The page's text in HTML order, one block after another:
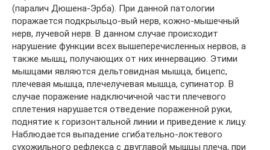
(паралич Дюшена-Эрба). При данной патологии
поражается подкрыльцо-вый нерв, кожно-мышечный
нерв, лучевой нерв. В данном случае происходит
нарушение функции всех вышеперечисленных нервов, а
также мышц, получающих от них иннервацию. Этими
мышцами являются дельтовидная мышца, бицепс,
плечевая мышца, плечелучевая мышца, супинатор. В
случае поражение надключичной части плечевого
сплетения нарушается отведение пораженной руки,
поднятие к горизонтальной линии и приведение к лицу.
Наблюдается выпадение сгибательно-локтевого
сухожильного рефлекса с двуглавой мышцы плеча, при